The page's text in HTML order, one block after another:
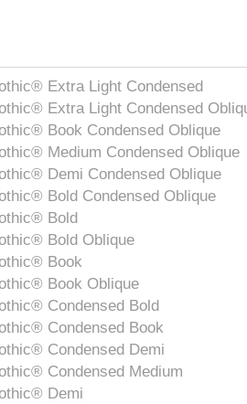
Extra Light Condensed
Extra Light Condensed
Book Condensed Oblique
Medium Condensed Oblique
Demi Condensed Oblique
Bold Condensed Oblique
Bold
Bold Oblique
Book
Book Oblique
Condensed Bold
Condensed Book
Condensed Demi
Condensed Medium
Demi